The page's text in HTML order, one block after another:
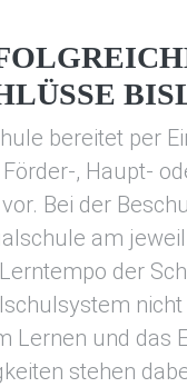
bereitet per
, Haupt-
Bei der
am
der
Lernen und das
stehen